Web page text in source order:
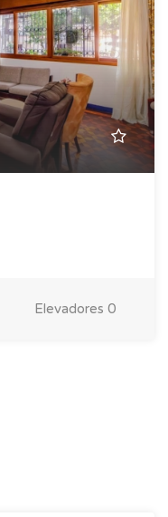
Elevadores 0